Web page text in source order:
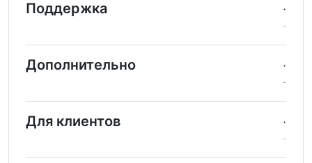
Поддержка
Дополнительно
Для клиентов